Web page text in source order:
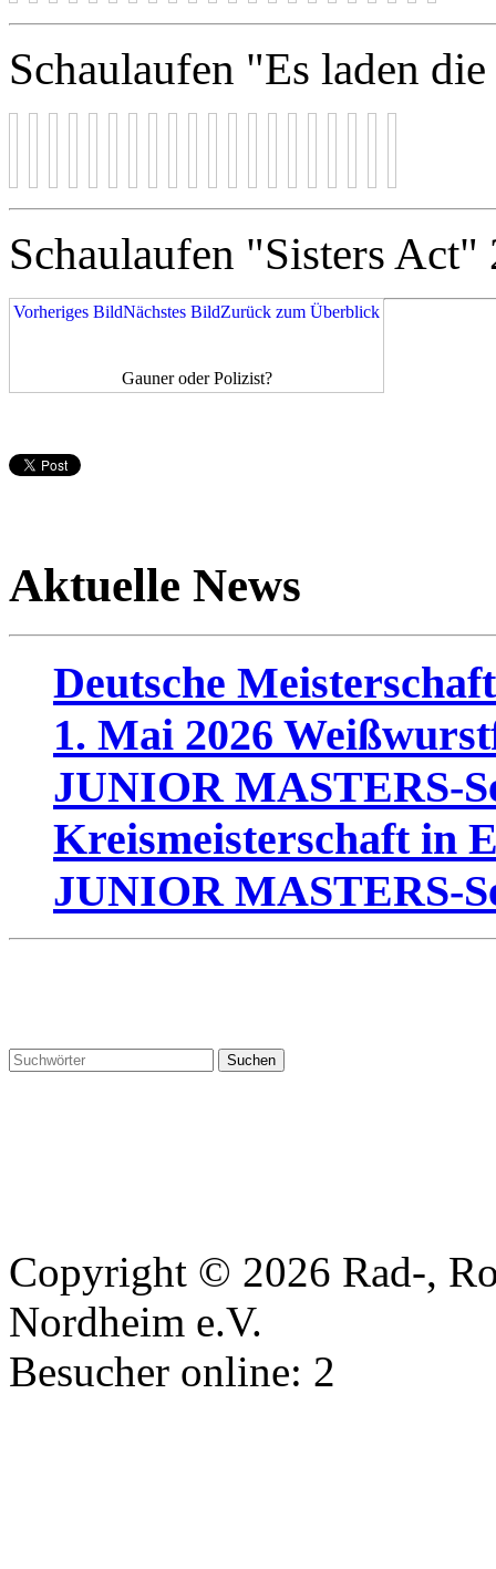
Schaulaufen "Es laden
Schaulaufen "Sisters Act"
Vorheriges BildNächstes BildZurück zum Überblick
Gauner oder Polizist?
Aktuelle News
Deutsche
1. Mai 2026
JUNIOR MASTERS-
Kreismeisterschaft in
JUNIOR MASTERS-
Copyright © 2026 Rad-,
Nordheim e.V.
Besucher online: 2